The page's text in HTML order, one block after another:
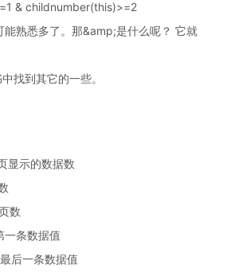
& childnumber(this)>=2
熟悉多了。那&amp;是什么呢？ 它就
找到其它的一些。
显示的数据数
数
条数据值
后一条数据值